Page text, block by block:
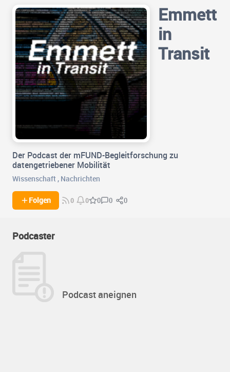
Emmett
in
Transit
Der Podcast der mFUND-Begleitforschung zu
datengetriebener Mobilität
Wissenschaft , Nachrichten
Folgen 0 0 0 0 0
Podcaster
Podcast aneignen